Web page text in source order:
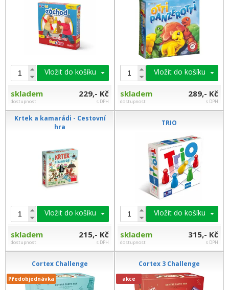
Vložit do košíku
skladem
dostupnost
229,- Kč
s DPH
Vložit do košíku
skladem
dostupnost
289,- Kč
s DPH
Krtek a kamarádi - Cestovní
hra
Vložit do košíku
skladem
dostupnost
215,- Kč
s DPH
TRIO
Vložit do košíku
skladem
dostupnost
315,- Kč
s DPH
Cortex Challenge
Předobjednávka
Cortex 3 Challenge
akce